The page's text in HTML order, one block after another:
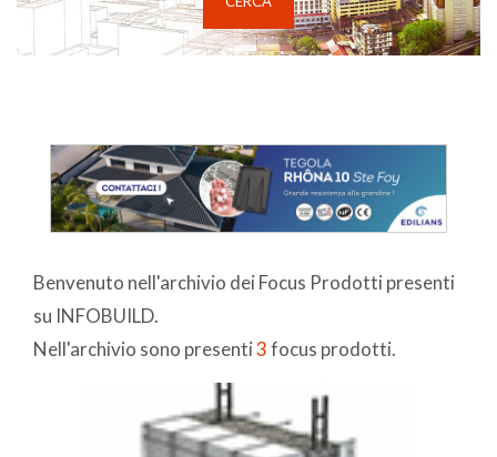
Benvenuto nell'archivio dei Focus Prodotti presenti
su INFOBUILD.
Nell'archivio sono presenti3focus prodotti.